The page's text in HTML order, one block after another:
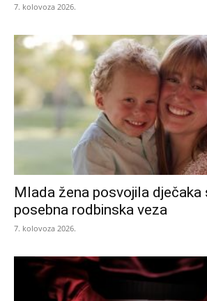
7. kolovoza 2026.
Mlada žena posvojila dječaka
posebna rodbinska veza
7. kolovoza 2026.